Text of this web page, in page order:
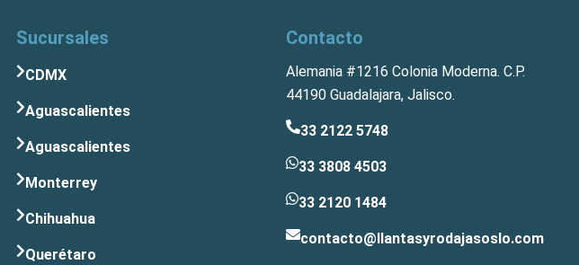
Sucursales
CDMX
Aguascalientes
Aguascalientes
Monterrey
Chihuahua
Querétaro
Contacto
Alemania #1216 Colonia Moderna. C.P.
44190 Guadalajara, Jalisco.
33 2122 5748
33 3808 4503
33 2120 1484
contacto@llantasyrodajasoslo.com